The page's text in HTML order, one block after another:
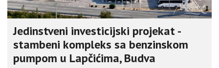
Jedinstveni investicijski projekat -
stambeni kompleks sa benzinskom
pumpom u Lapčićima, Budva